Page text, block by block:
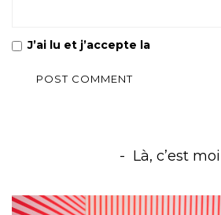
J’ai lu et j’accepte la
Là, c’est moi